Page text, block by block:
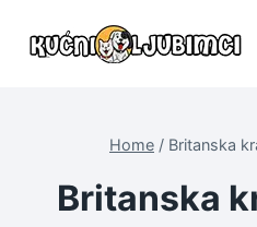
Home / Britanska
Britanska